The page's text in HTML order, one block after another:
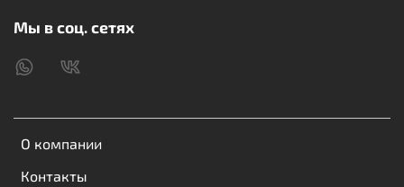
Материал корпуса: огнестойкий PC+ABS
Надежное автомобильное зарядное устройство
зарядки в дороге. Обеспечивает безопасную и
эффективную зарядку ваших устройств.
О компании
Контакты
Мы в соц. сетях